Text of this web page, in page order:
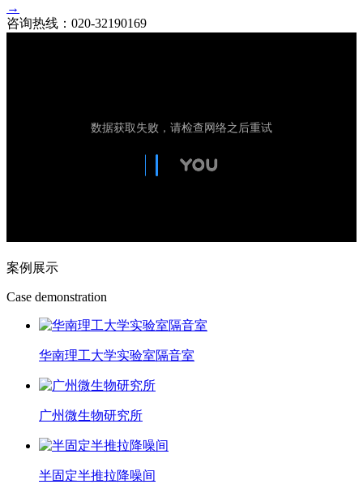
→
咨询热线： 020-32190169
案例展示
Case demonstration
华南理工大学实验室隔音室
广州微生物研究所
半固定半推拉降噪间